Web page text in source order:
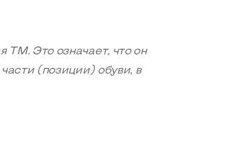
ТМ. Это означает, что он
(позиции) обуви, в